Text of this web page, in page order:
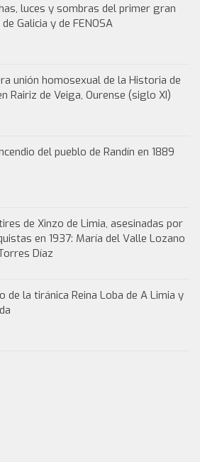
luces y sombras del primer gran
Galicia y de FENOSA
unión homosexual de la Historia de
Rairiz de Veiga, Ourense (siglo XI)
del pueblo de Randín en 1889
de Xinzo de Limia, asesinadas por
en 1937: María del Valle Lozano
Díaz
de la tiránica Reina Loba de A Limia y